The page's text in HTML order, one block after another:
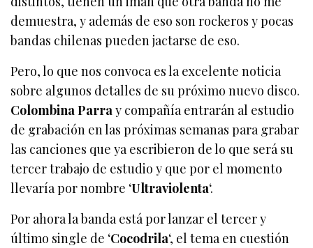
demuestra, y además de eso son rockeros y pocas
bandas chilenas pueden jactarse de eso.
Pero, lo que nos convoca es la excelente noticia
sobre algunos detalles de su próximo nuevo disco.
Colombina Parray compañía entrarán al estudio
de grabación en las próximas semanas para grabar
las canciones que ya escribieron de lo que será su
tercer trabajo de estudio y que por el momento
llevaría por nombre ‘Ultraviolenta‘.
Por ahora la banda está por lanzar el tercer y
último single de ‘Cocodrila‘, el tema en cuestión